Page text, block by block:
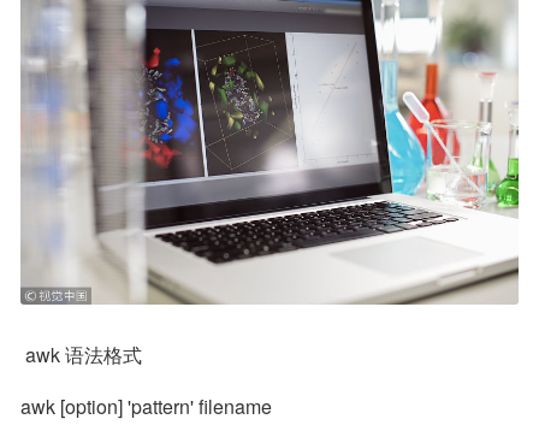
awk 语法格式
awk [option] 'pattern' filename